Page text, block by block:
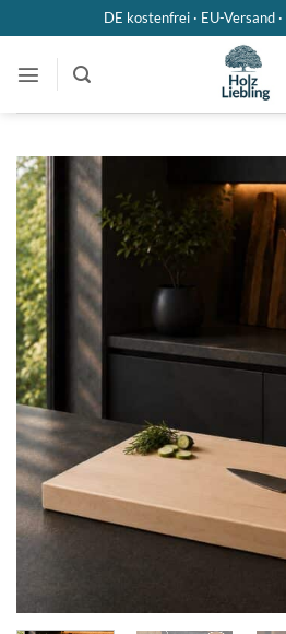
Inhalt
DE kostenfrei · EU-Versand ·